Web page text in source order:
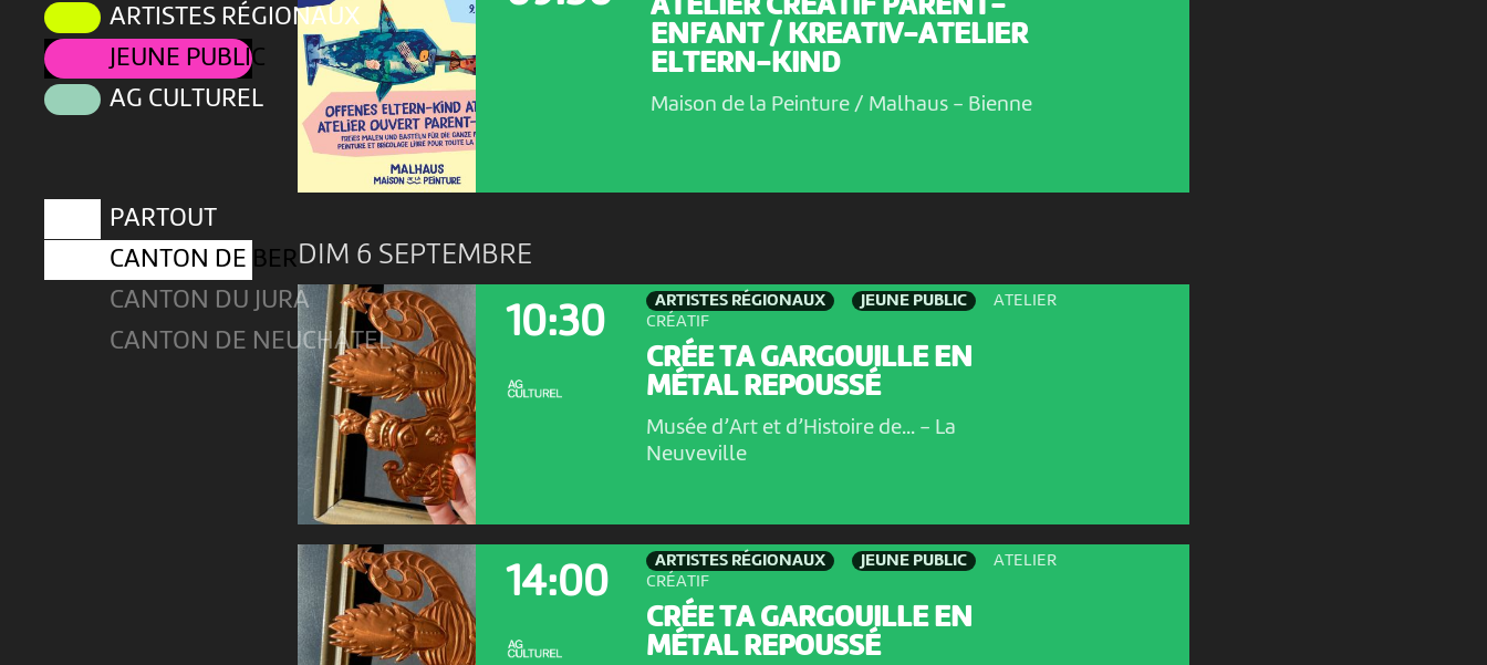
ARTISTES RÉGIONAUX
JEUNE PUBLIC
AG CULTUREL
PARTOUT
CANTON DE BERNE
CANTON DU JURA
CANTON DE NEUCHÂTEL
ATELIER CRÉATIF PARENT-
ENFANT / KREATIV-ATELIER
ELTERN-KIND
Maison de la Peinture / Malhaus - Bienne
DIM 6 SEPTEMBRE
10:30
ARTISTES RÉGIONAUX JEUNE PUBLIC
ATELIER
CRÉATIF
CRÉE TA GARGOUILLE EN
MÉTAL REPOUSSÉ
Musée d’Art et d’Histoire de... - La
Neuveville
14:00
ARTISTES RÉGIONAUX JEUNE PUBLIC
ATELIER
CRÉATIF
CRÉE TA GARGOUILLE EN
MÉTAL REPOUSSÉ